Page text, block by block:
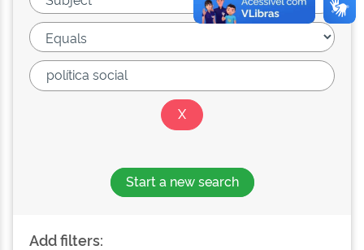
Start a new search
Add filters: